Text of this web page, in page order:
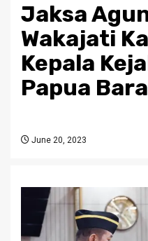
Jaksa
Wakajati
Kepala
Papua
June 20, 2023